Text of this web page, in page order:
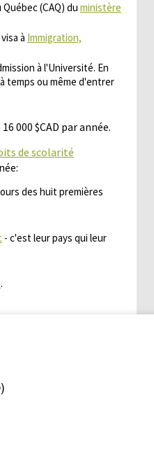
(CAQ) du ministère
à Immigration,
à l'Université. En
temps ou même d'entrer
000 $CAD par année.
de scolarité
des huit premières
- c'est leur pays qui leur
.